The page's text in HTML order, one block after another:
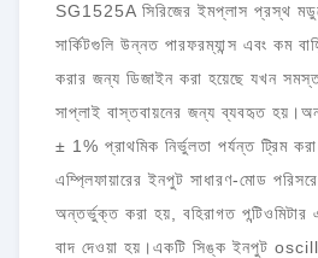
SG1525A সিরিজের ইমপ্লাস প্রস্থ
সার্কিটগুলি উন্নত পারফরম্যান্স এবং কম
করার জন্য ডিজাইন করা হয়েছে যখন
সাপ্লাই বাস্তবায়নের জন্য ব্যবহৃত
± 1% প্রাথমিক নির্ভুলতা পর্যন্ত ট্রিম
এম্প্লিফায়ারের ইনপুট সাধারণ-মোড পরিসরে
অন্তর্ভুক্ত করা হয়, বহিরাগত পন্টিওমিটার
বাদ দেওয়া হয়।একটি সিঙ্ক ইনপুট